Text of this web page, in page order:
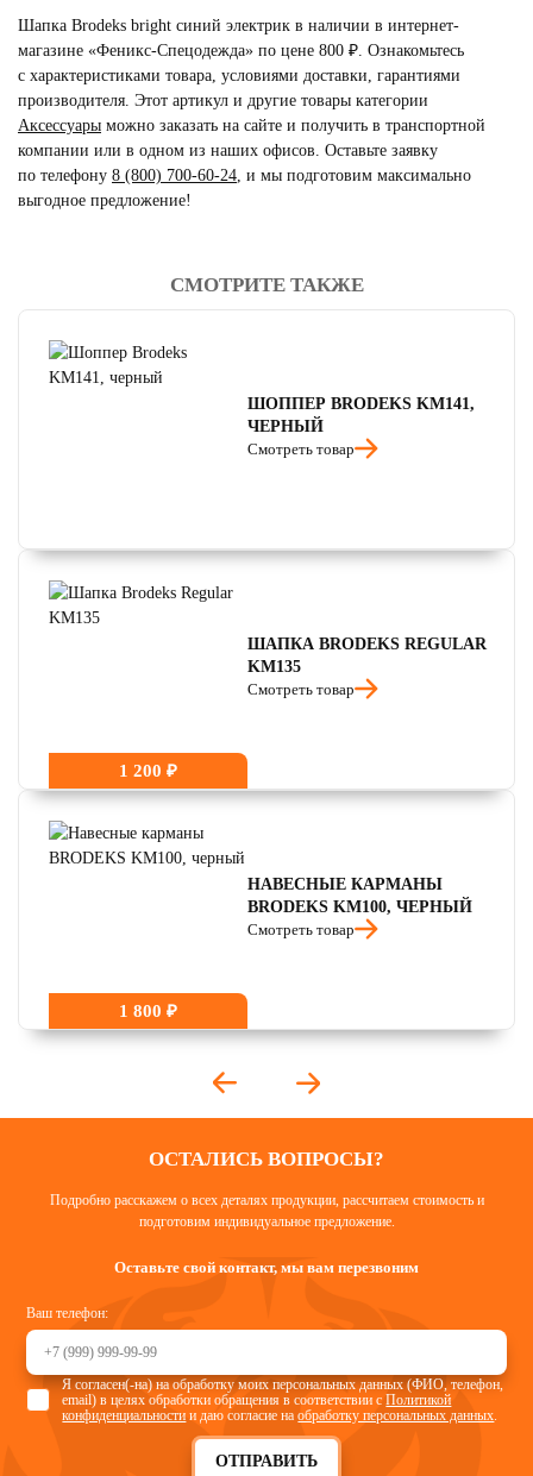
Шапка Brodeks bright синий электрик в наличии в интернет-
магазине «Феникс-Спецодежда» по цене 800 ₽. Ознакомьтесь
с характеристиками товара, условиями доставки, гарантиями
производителя. Этот артикул и другие товары категории
Аксессуары можно заказать на сайте и получить в транспортной
компании или в одном из наших офисов. Оставьте заявку
по телефону 8 (800) 700-60-24 и мы подготовим максимально
выгодное предложение!
4.5
СМОТРИТЕ ТАКЖЕ
ШОППЕР BRODEKS KM141,
ЧЕРНЫЙ
Смотреть товар
1 200 ₽
ШАПКА BRODEKS REGULAR
KM135
Смотреть товар
1 800 ₽
НАВЕСНЫЕ КАРМАНЫ
BRODEKS KM100, ЧЕРНЫЙ
Смотреть товар
ОСТАЛИСЬ ВОПРОСЫ?
Подробно расскажем о всех деталях продукции, рассчитаем стоимость и
подготовим индивидуальное предложение.
Оставьте свой контакт, мы вам перезвоним
Ваш телефон:
ОТПРАВИТЬ
Я согласен(-на) на обработку моих персональных данных (ФИО, телефон,
email) в целях обработки обращения в соответствии сПолитикой
конфиденциальности и даю согласие наобработку персональных данных